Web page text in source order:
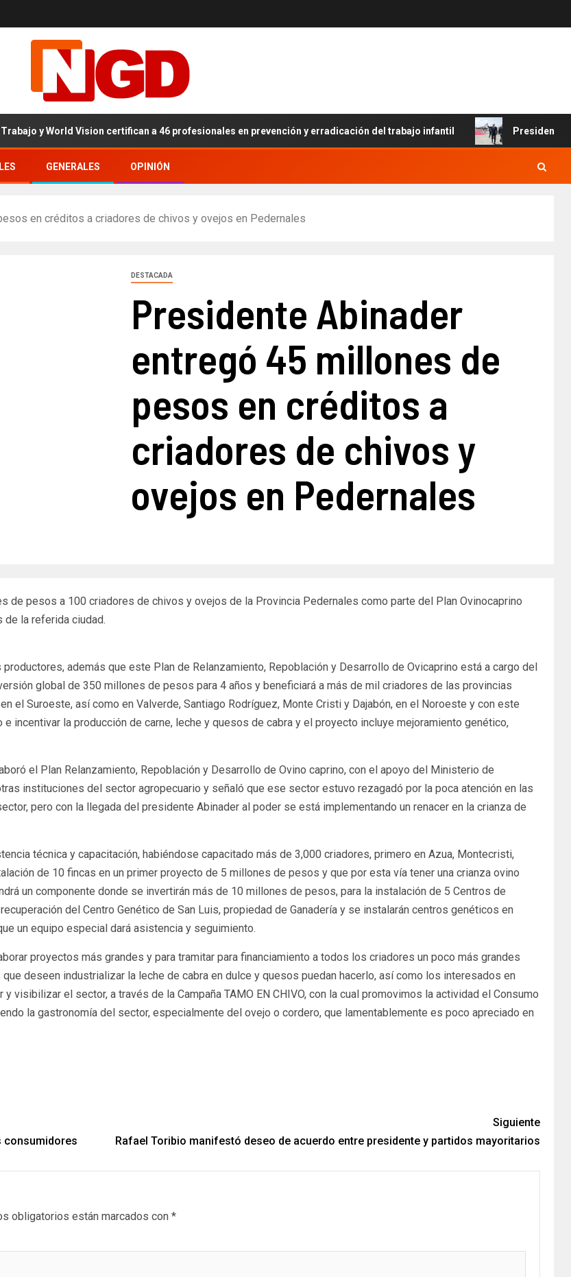
y World Vision certifican a 46 profesionales en prevención y erradicación del trabajo infantil Presidente
GENERALES OPINIÓN
en créditos a criadores de chivos y ovejos en Pedernales
DESTACADA
Presidente Abinader
entregó 45 millones de
pesos en créditos a
criadores de chivos y
ovejos en Pedernales
de pesos a 100 criadores de chivos y ovejos de la Provincia Pedernales como parte del Plan Ovinocaprino
de la referida ciudad.
además que este Plan de Relanzamiento, Repoblación y Desarrollo de Ovicaprino está a cargo del
global de 350 millones de pesos para 4 años y beneficiará a más de mil criadores de las provincias
el Suroeste, así como en Valverde, Santiago Rodríguez, Monte Cristi y Dajabón, en el Noroeste y con este
incentivar la producción de carne, leche y quesos de cabra y el proyecto incluye mejoramiento genético,
el Plan Relanzamiento, Repoblación y Desarrollo de Ovino caprino, con el apoyo del Ministerio de
instituciones del sector agropecuario y señaló que ese sector estuvo rezagadó por la poca atención en las
pero con la llegada del presidente Abinader al poder se está implementando un renacer en la crianza de
técnica y capacitación, habiéndose capacitado más de 3,000 criadores, primero en Azua, Montecristi,
de 10 fincas en un primer proyecto de 5 millones de pesos y que por esta vía tener una crianza ovino
un componente donde se invertirán más de 10 millones de pesos, para la instalación de 5 Centros de
del Centro Genético de San Luis, propiedad de Ganadería y se instalarán centros genéticos en
un equipo especial dará asistencia y seguimiento.
proyectos más grandes y para tramitar para financiamiento a todos los criadores un poco más grandes
deseen industrializar la leche de cabra en dulce y quesos puedan hacerlo, así como los interesados en
visibilizar el sector, a través de la Campaña TAMO EN CHIVO, con la cual promovimos la actividad el Consumo
la gastronomía del sector, especialmente del ovejo o cordero, que lamentablemente es poco apreciado en
consumidores
Siguiente
Rafael Toribio manifestó deseo de acuerdo entre presidente y partidos mayoritarios
obligatorios están marcados con *